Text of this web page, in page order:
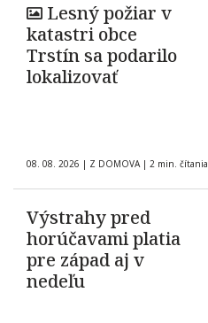
Lesný požiar v
katastri obce
Trstín sa podarilo
lokalizovať
08. 08. 2026 | Z DOMOVA | 2 min. čítania
Výstrahy pred
horúčavami platia
pre západ aj v
nedeľu